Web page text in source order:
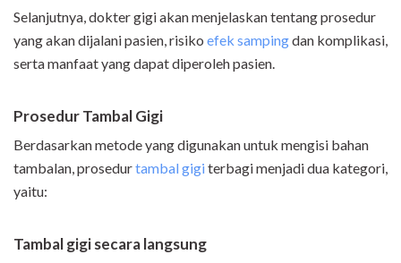
Selanjutnya, dokter gigi akan menjelaskan tentang prosedur
yang akan dijalani pasien, risiko efek sampingdan komplikasi,
serta manfaat yang dapat diperoleh pasien.
Prosedur Tambal Gigi
Berdasarkan metode yang digunakan untuk mengisi bahan
tambalan, prosedurtambal gigiterbagi menjadi dua kategori,
yaitu:
Tambal gigi secara langsung